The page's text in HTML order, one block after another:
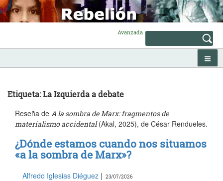
Skip
to
content
Avanzada
Etiqueta: La Izquierda a debate
Reseña de A la sombra de Marx: fragmentos de
materialismo accidental(Akal, 2025), de César Rendueles.
¿Dónde estamos cuando nos situamos
«a la sombra de Marx»?
Alfredo Iglesias Diéguez | 23/07/2026